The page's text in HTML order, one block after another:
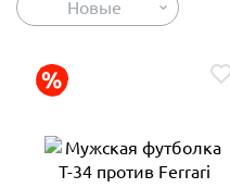
Новые